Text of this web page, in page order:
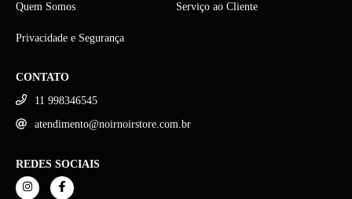
Quem Somos Serviço ao Cliente
Privacidade e Segurança
CONTATO
11 998346545
atendimento@noirnoirstore.com.br
REDES SOCIAIS